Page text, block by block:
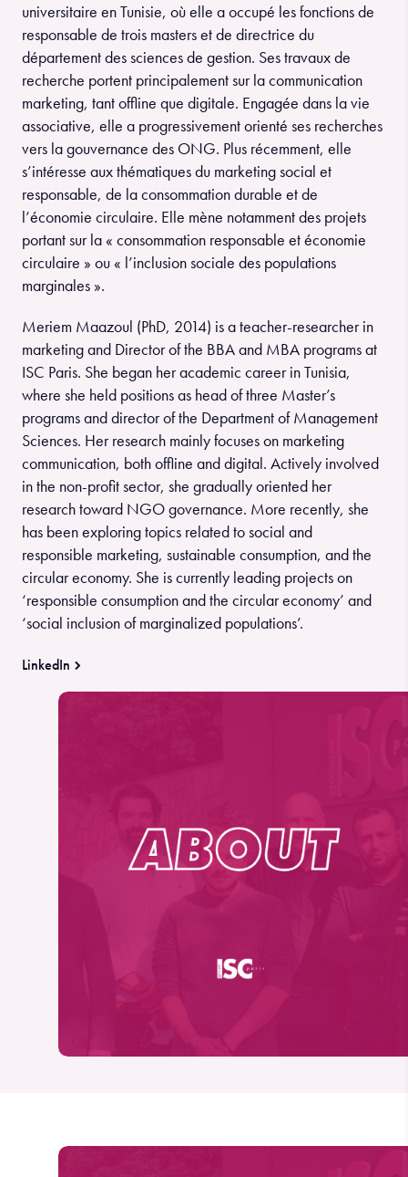
universitaire en Tunisie, où elle a occupé les fonctions de
responsable de trois masters et de directrice du
département des sciences de gestion. Ses travaux de
recherche portent principalement sur la communication
marketing, tant offline que digitale. Engagée dans la vie
associative, elle a progressivement orienté ses recherches
vers la gouvernance des ONG. Plus récemment, elle
s’intéresse aux thématiques du marketing social et
responsable, de la consommation durable et de
l’économie circulaire. Elle mène notamment des projets
portant sur la « consommation responsable et économie
circulaire » ou « l’inclusion sociale des populations
marginales ».
Meriem Maazoul (PhD, 2014) is a teacher-researcher in
marketing and Director of the BBA and MBA programs at
ISC Paris. She began her academic career in Tunisia,
where she held positions as head of three Master’s
programs and director of the Department of Management
Sciences. Her research mainly focuses on marketing
communication, both offline and digital. Actively involved
in the non-profit sector, she gradually oriented her
research toward NGO governance. More recently, she
has been exploring topics related to social and
responsible marketing, sustainable consumption, and the
circular economy. She is currently leading projects on
‘responsible consumption and the circular economy’ and
‘social inclusion of marginalized populations’.
LinkedIn